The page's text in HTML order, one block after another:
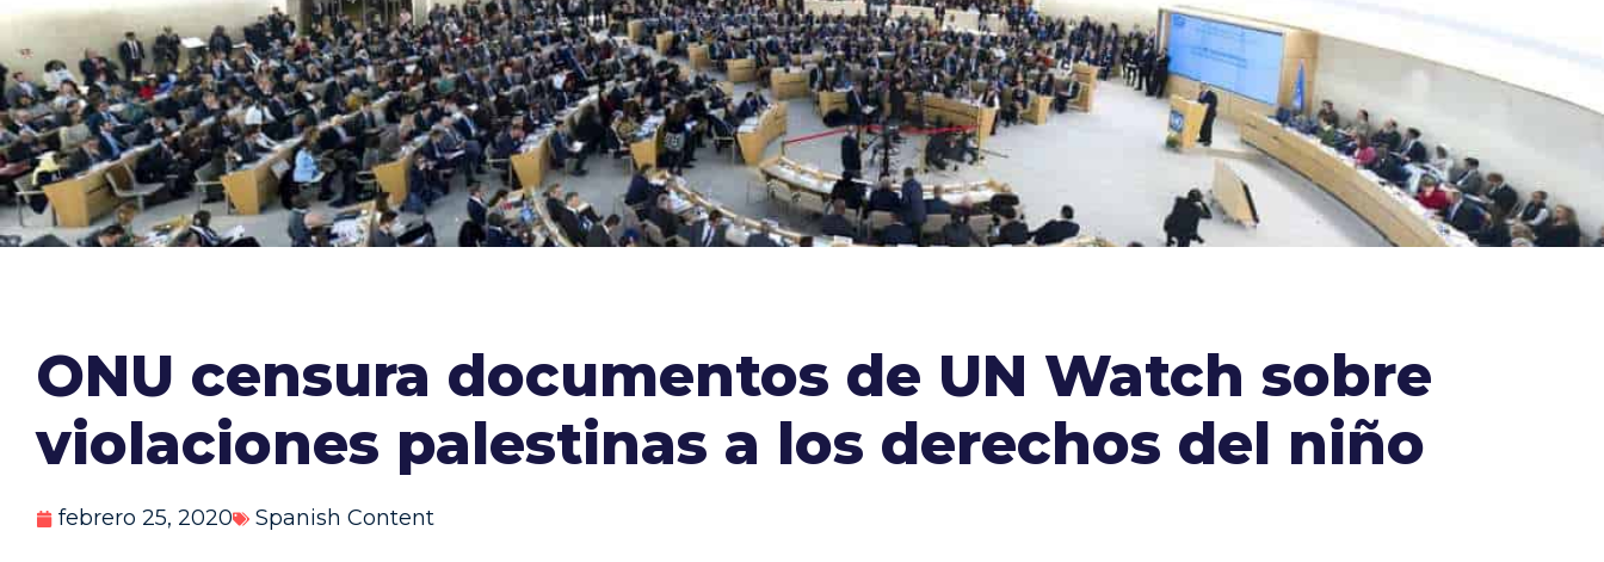
ONU censura documentos de UN Watch sobre
violaciones palestinas a los derechos del niño
febrero 25, 2020 Spanish Content